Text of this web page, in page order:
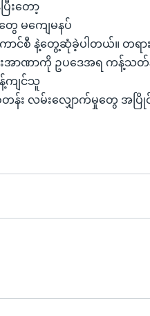
ြီးတော့
မကျေမနပ်
ောင်စီ နဲ့တွေ့ဆုံခဲ့ပါတယ်။ တရာ
ာဏာကို ဥပဒေအရ ကန့်သတ်နို
ကျင်သူ
န်း လမ်းလျှောက်မှုတွေ အပ